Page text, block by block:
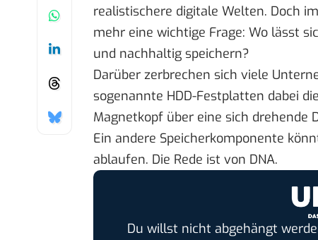
realistischere digitale Welten. Doch
mehr eine wichtige Frage: Wo lässt
und nachhaltig speichern?
Darüber zerbrechen sich viele
sogenannte HDD-Festplatten dabei
Magnetkopf über eine sich drehende
Ein andere Speicherkomponente
ablaufen. Die Rede ist von DNA.
Du willst nicht abgehängt